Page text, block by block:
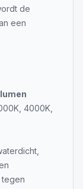
de
een
4000K,
tegen